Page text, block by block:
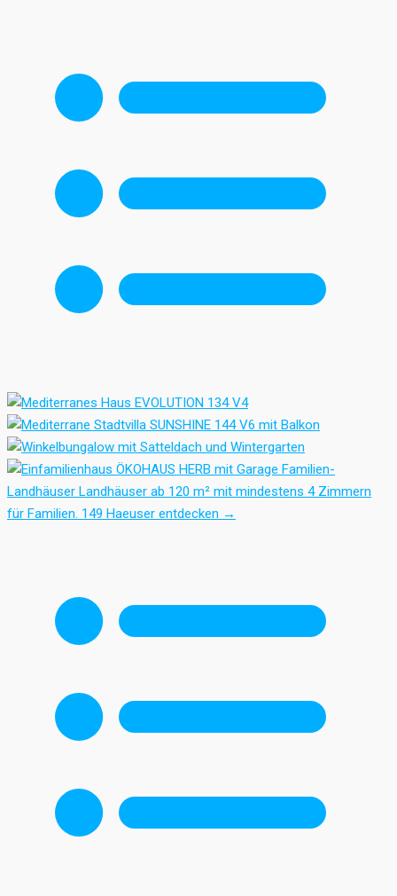
Familien-
Landhäuser Landhäuser ab 120 m² mit mindestens 4 Zimmern
für Familien. 149 Haeuser entdecken →